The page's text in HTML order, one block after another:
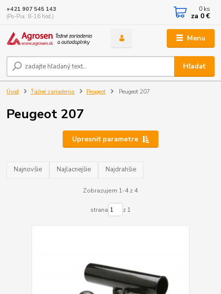
Menu
Hľadať
+421 907 545 143
(Po-Pia, 8-16 hod.)
0 ks
za 0 €
Úvod Ťažné zariadenia Peugeot Peugeot 207
Peugeot 207
Upresniť parametre
Najnovšie Najlacnejšie Najdrahšie
Zobrazujem 1-4 z 4
strana z 1